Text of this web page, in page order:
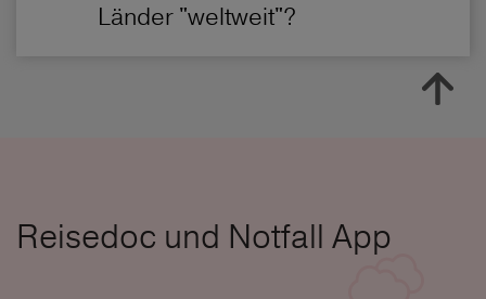
Länder "weltweit"?
Reisedoc und Notfall App